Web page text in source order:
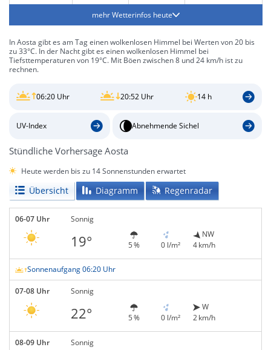
mehr Wetterinfos heute
In Aosta gibt es am Tag einen wolkenlosen Himmel bei Werten von 20 bis
zu 33°C. In der Nacht gibt es einen wolkenlosen Himmel bei
Tiefsttemperaturen von 19°C. Mit Böen zwischen 8 und 24 km/h ist zu
rechnen.
06:20 Uhr 20:52 Uhr 14 h
UV-Index Abnehmende Sichel
Stündliche Vorhersage Aosta
Heute werden bis zu 14 Sonnenstunden erwartet
Übersicht Diagramm Regenradar
06-07 Uhr Sonnig
19° 5 % 0 l/m²
NW
4 km/h
Sonnenaufgang 06:20 Uhr
07-08 Uhr Sonnig
22° 5 % 0 l/m²
W
2 km/h
08-09 Uhr Sonnig